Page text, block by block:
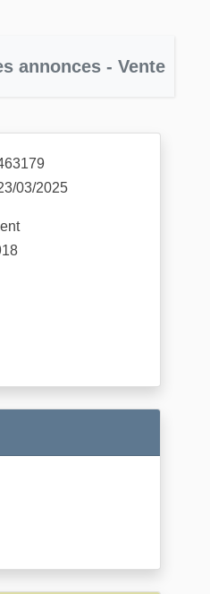
annonces - Vente
03/2025